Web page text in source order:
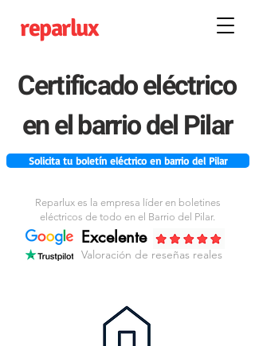
reparlux
Certificado eléctrico
en el barrio del Pilar
Solicita tu boletín eléctrico en barrio del Pilar
Reparlux es la empresa líder en boletines
eléctricos de todo en el Barrio del Pilar.
Valoración de reseñas reales
Excelente